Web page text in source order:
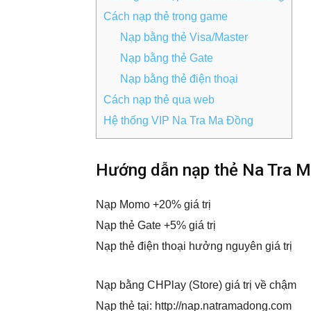
Cách nạp thẻ trong game
Nạp bằng thẻ Visa/Master
Nạp bằng thẻ Gate
Nạp bằng thẻ điện thoại
Cách nạp thẻ qua web
Hệ thống VIP Na Tra Ma Đồng
Hướng dẫn nạp thẻ Na Tra
Nạp Momo +20% giá trị
Nạp thẻ Gate +5% giá trị
Nạp thẻ điện thoại hưởng nguyên giá trị
Nạp bằng CHPlay (Store) giá trị về chậm
Nạp thẻ tại: http://nap.natramadong.com